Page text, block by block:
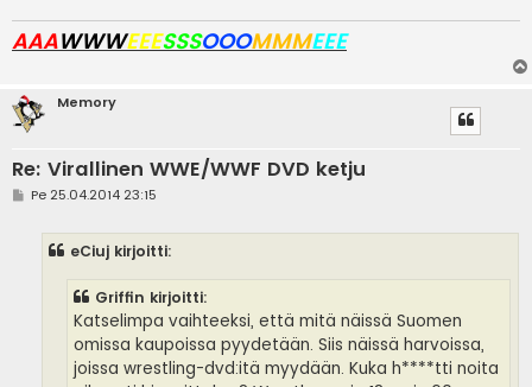
AAAWWWEEESSSOOOMMMEEE
Memory
Re: Virallinen WWE/WWF DVD ketju
VPe 25.04.2014 23:15
eCiuj kirjoitti:
Griffin kirjoitti:
Katselimpa vaihteeksi, että mitä näissä Suomen
omissa kaupoissa pyydetään. Siis näissä harvoissa,
joissa wrestling-dvd:itä myydään. Kuka h****tti noita